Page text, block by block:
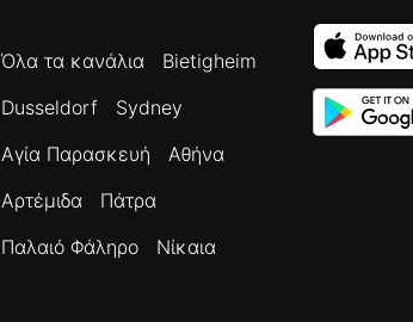
Όλα τα κανάλια
Bietigheim
Dusseldorf
Sydney
Αγία Παρασκευή
Αθήνα
Αρτέμιδα
Πάτρα
Παλαιό Φάληρο
Νίκαια